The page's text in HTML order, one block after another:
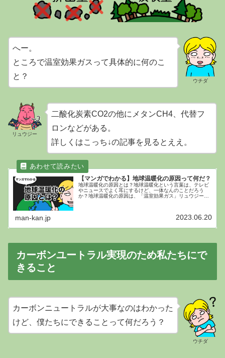
ウチダ
へー。
ところで温室効果ガスって具体的に何のこ
と？
リュウジー
二酸化炭素CO2の他にメタンCH4、代替フ
ロンなどがある。
詳しくはこっち↓の記事を見るとええ。
【マンガでわかる】地球温暖化の原因って何だ？
地球温暖化の原因とは？地球温暖化という言葉は、テレビ
やニュースでよく耳にするけど、一体なんのことだろう
か？地球温暖化の原因は、「温室効果ガス」リュウジー地
man-kan.jp 2023.06.20
カーボンユートラル実現のため私たちにで
きること
ウチダ
カーボンニュートラルが大事なのはわかった
けど、僕たちにできることって何だろう？